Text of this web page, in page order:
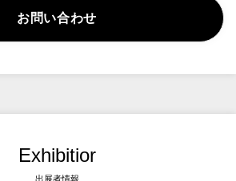
お問い合わせ
Exhibitior
出展者情報